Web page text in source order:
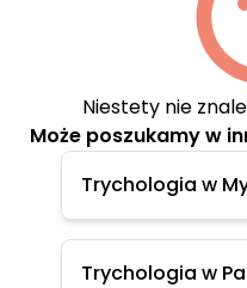
Niestety nie
Może poszukamy w
Trychologia w
Trychologia w